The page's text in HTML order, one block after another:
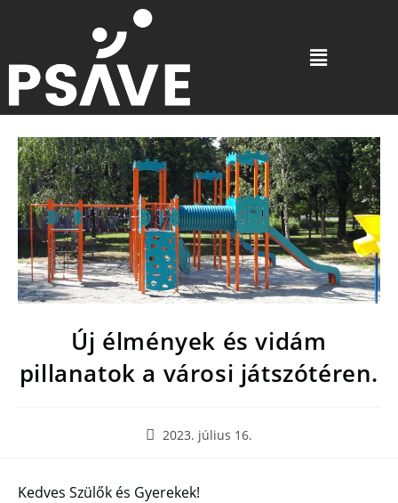
Új élmények és vidám
pillanatok a városi játszótéren.
2023. július 16.
Kedves Szülők és Gyerekek!